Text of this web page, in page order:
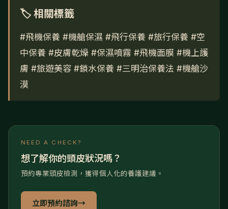
🏷 相關標籤
#飛機保養 #機艙保濕 #飛行保養 #旅行保養 #空
中保養 #皮膚乾燥 #保濕噴霧 #飛機面膜 #機上護
膚 #旅遊美容 #鎖水保養 #三明治保養法 #機艙沙
漠
NEED A CHECK?
想了解你的頭皮狀況嗎？
預約專業頭皮檢測，獲得個人化的養護建議。
立即預約諮詢→